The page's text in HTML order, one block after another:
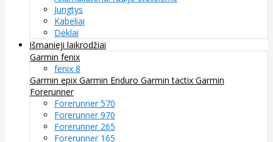
Jungtys
Kabeliai
Dėklai
Išmanieji laikrodžiai
Garmin fenix
fenix 8
Garmin epix Garmin Enduro Garmin tactix Garmin
Forerunner
Forerunner 570
Forerunner 970
Forerunner 265
Forerunner 165